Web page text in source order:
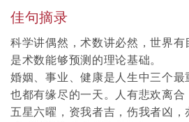
佳句摘录
科学讲偶然，术数讲必然，世界
是术数能够预测的理论基础。
婚姻、事业、健康是人生中三个
也都有缘尽的一天。人有悲欢离合
五星六曜，资我者吉，伤我者凶，